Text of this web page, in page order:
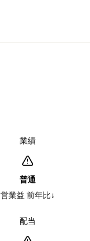
業績
普通
営業益 前年比↓
配当